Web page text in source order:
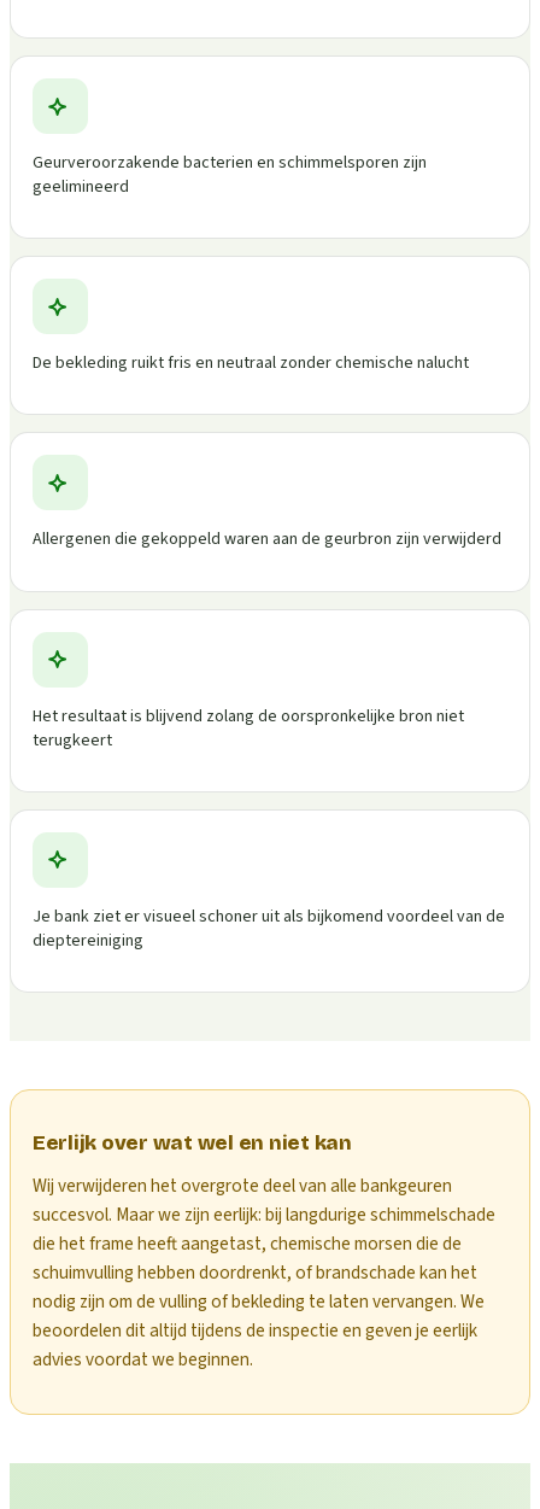
Geurveroorzakende bacterien en schimmelsporen zijn
geelimineerd
De bekleding ruikt fris en neutraal zonder chemische nalucht
Allergenen die gekoppeld waren aan de geurbron zijn verwijderd
Het resultaat is blijvend zolang de oorspronkelijke bron niet
terugkeert
Je bank ziet er visueel schoner uit als bijkomend voordeel van de
dieptereiniging
Eerlijk over wat wel en niet kan
Wij verwijderen het overgrote deel van alle bankgeuren
succesvol. Maar we zijn eerlijk: bij langdurige schimmelschade
die het frame heeft aangetast, chemische morsen die de
schuimvulling hebben doordrenkt, of brandschade kan het
nodig zijn om de vulling of bekleding te laten vervangen. We
beoordelen dit altijd tijdens de inspectie en geven je eerlijk
advies voordat we beginnen.